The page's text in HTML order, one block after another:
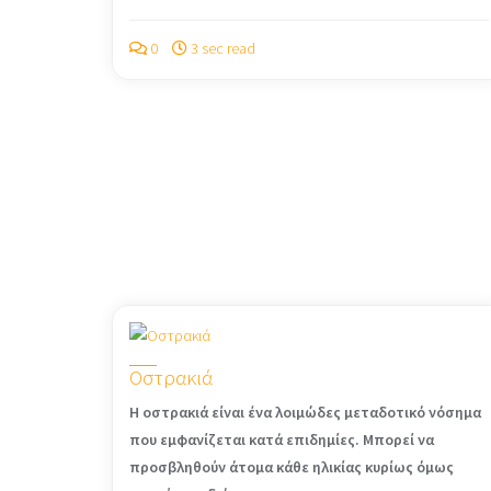
0 3 sec read
Οστρακιά
Η οστρακιά είναι ένα λοιμώδες μεταδοτικό νόσημα
που εμφανίζεται κατά επιδημίες. Μπορεί να
προσβληθούν άτομα κάθε ηλικίας κυρίως όμως